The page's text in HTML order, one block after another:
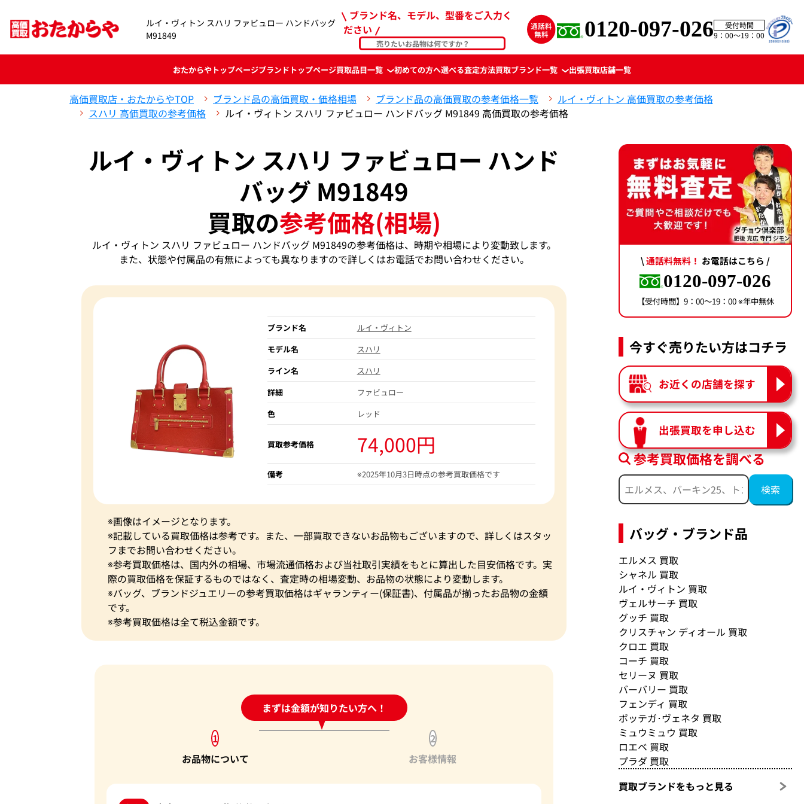
ルイ・ヴィトン スハリ ファビュロー ハンドバッグ
M91849
ブランド名、モデル、型番をご入力く
ださい
0120-097-026
受付時間
9：00〜19：00
おたからやトップページブランド トップページ買取品目一覧 初めての方へ選べる査定方法買取ブランド一覧 出張買取店舗一覧
高価買取店・おたからやTOP ブランド品の高価買取・価格相場 ブランド品の高価買取の参考価格一覧
ルイ・ヴィトン 高価買取の参考価格
スハリ 高価買取の参考価格
ルイ・ヴィトン スハリ ファビュロー ハンドバッグ M91849 高価買取の参考価格
ルイ・ヴィトン スハリ ファビュロー ハンド
バッグ M91849
買取の参考価格(相場)
ルイ・ヴィトン スハリ ファビュロー ハンドバッグ M91849の参考価格は、時期や相場により変動致します。
また、状態や付属品の有無によっても異なりますので詳しくはお電話でお問い合わせください。
ブランド名
ルイ・ヴィトン
モデル名
スハリ
ライン名
スハリ
詳細
ファビュロー
色
レッド
買取参考価格 74,000円
備考 ※2025年10月3日時点の参考買取価格です
※画像はイメージとなります。
※記載している買取価格は参考です。また、一部買取できないお品物もございますので、詳しくはスタッ
フまでお問い合わせください。
※参考買取価格は、国内外の相場、市場流通価格および当社取引実績をもとに算出した目安価格です。実
際の買取価格を保証するものではなく、査定時の相場変動、お品物の状態により変動します。
※バッグ、ブランドジュエリーの参考買取価格はギャランティー(保証書)、付属品が揃ったお品物の金額
です。
※参考買取価格は全て税込金額です。
まずは金額が知りたい方へ！
24時間受付中!問い合わせフォーム
1
お品物について
2
お客様情報
\通話料無料！ お電話はこちら /
0120-097-026
【受付時間】9：00〜19：00 ※年中無休
今すぐ売りたい方はコチラ
お近くの店舗を探す
出張買取を申し込む
参考買取価格を調べる
バッグ・ブランド品
エルメス 買取
シャネル 買取
ルイ・ヴィトン 買取
ヴェルサーチ 買取
グッチ 買取
クリスチャン ディオール 買取
クロエ 買取
コーチ 買取
セリーヌ 買取
バーバリー 買取
フェンディ 買取
ボッテガ･ヴェネタ 買取
ミュウミュウ 買取
ロエベ 買取
プラダ 買取
買取ブランドをもっと見る